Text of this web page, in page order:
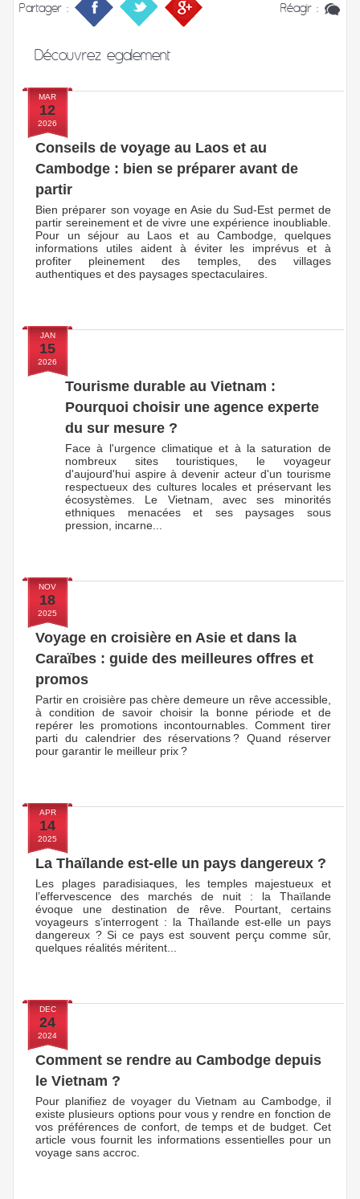
Partager : Réagir :
Découvrezegalement
MAR
12
2026
Conseils de voyage au Laos et au
Cambodge : bien se préparer avant de
partir
Bien préparer son voyage en Asie du Sud-Est permet de
partir sereinement et de vivre une expérience inoubliable.
Pour un séjour au Laos et au Cambodge, quelques
informations utiles aident à éviter les imprévus et à
profiter pleinement des temples, des villages
authentiques et des paysages spectaculaires.
JAN
15
2026
Tourisme durable au Vietnam :
Pourquoi choisir une agence experte
du sur mesure ?
Face à l'urgence climatique et à la saturation de
nombreux sites touristiques, le voyageur
d'aujourd'hui aspire à devenir acteur d'un tourisme
respectueux des cultures locales et préservant les
écosystèmes. Le Vietnam, avec ses minorités
ethniques menacées et ses paysages sous
pression, incarne...
NOV
18
2025
Voyage en croisière en Asie et dans la
Caraïbes : guide des meilleures offres et
promos
Partir en croisière pas chère demeure un rêve accessible,
à condition de savoir choisir la bonne période et de
repérer les promotions incontournables. Comment tirer
parti du calendrier des réservations ? Quand réserver
pour garantir le meilleur prix ?
APR
14
2025
La Thaïlande est-elle un pays dangereux ?
Les plages paradisiaques, les temples majestueux et
l’effervescence des marchés de nuit : la Thaïlande
évoque une destination de rêve. Pourtant, certains
voyageurs s’interrogent : la Thaïlande est-elle un pays
dangereux ? Si ce pays est souvent perçu comme sûr,
quelques réalités méritent...
DEC
24
2024
Comment se rendre au Cambodge depuis
le Vietnam ?
Pour planifiez de voyager du Vietnam au Cambodge, il
existe plusieurs options pour vous y rendre en fonction de
vos préférences de confort, de temps et de budget. Cet
article vous fournit les informations essentielles pour un
voyage sans accroc.